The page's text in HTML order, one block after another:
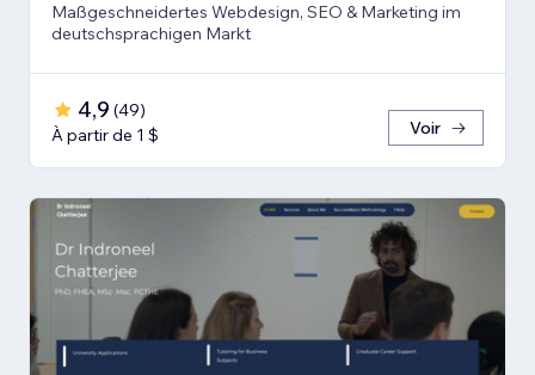
Maßgeschneidertes Webdesign, SEO & Marketing im
deutschsprachigen Markt
4,9 (49)
À partir de 1 $
Voir